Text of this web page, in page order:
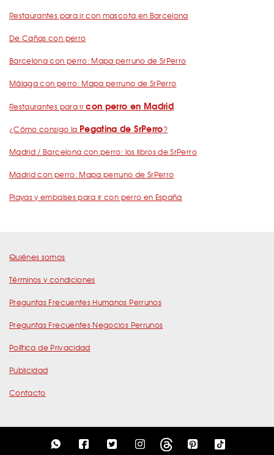
Restaurantes para ir con mascota en Barcelona
De Cañas con perro
Barcelona con perro: Mapa perruno de SrPerro
Málaga con perro: Mapa perruno de SrPerro
Restaurantes para ircon perro en Madrid
¿Cómo consigo la Pegatina de SrPerro?
Madrid / Barcelona con perro: los libros de SrPerro
Madrid con perro: Mapa perruno de SrPerro
Playas y embalses para ir con perro en España
Quiénes somos
Términos y condiciones
Preguntas Frecuentes Humanos Perrunos
Preguntas Frecuentes Negocios Perrunos
Política de Privacidad
Publicidad
Contacto